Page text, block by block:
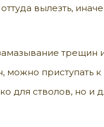
вылезть,
приступать к
для стволов, но и